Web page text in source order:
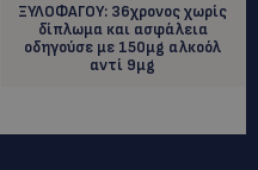
ΞΥΛΟΦΑΓΟΥ: 36χρονος χωρίς
δίπλωμα και ασφάλεια
οδηγούσε με 150μg αλκοόλ
αντί 9μg